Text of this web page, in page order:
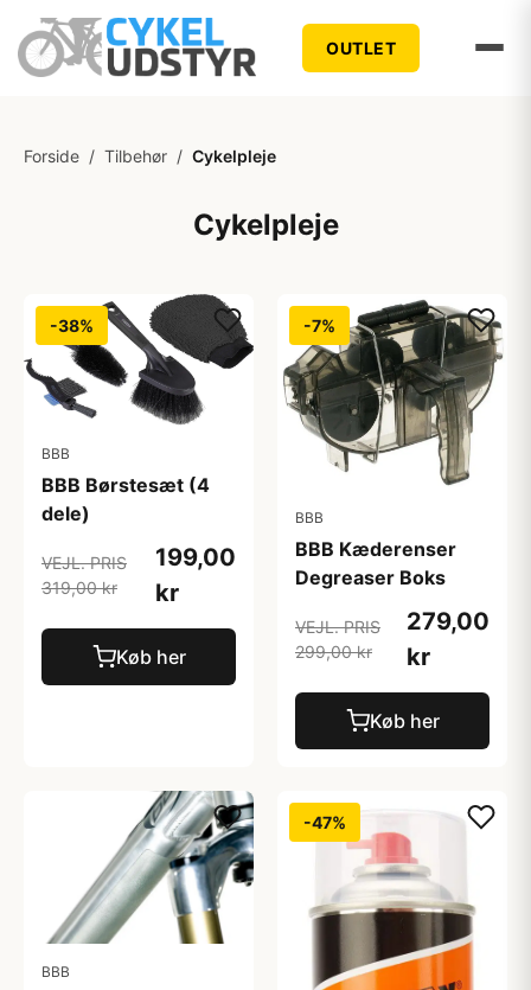
OUTLET
Forside / Tilbehør / Cykelpleje
Cykelpleje
-38%
BBB
BBB Børstesæt (4
dele)
VEJL. PRIS
319,00 kr
199,00
kr
Køb her
-7%
BBB
BBB Kæderenser
Degreaser Boks
VEJL. PRIS
299,00 kr
279,00
kr
Køb her
BBB
-47%